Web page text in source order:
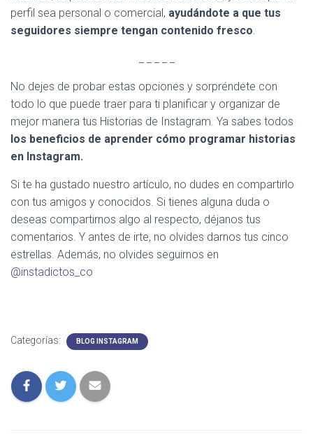
perfil sea personal o comercial, ayudándote a que tus
seguidores siempre tengan contenido fresco.
No dejes de probar estas opciones y sorpréndete con
todo lo que puede traer para ti planificar y organizar de
mejor manera tus Historias de Instagram. Ya sabes todos
los beneficios de aprender cómo programar historias
en Instagram.
Si te ha gustado nuestro artículo, no dudes en compartirlo
con tus amigos y conocidos. Si tienes alguna duda o
deseas compartirnos algo al respecto, déjanos tus
comentarios. Y antes de irte, no olvides darnos tus cinco
estrellas. Además, no olvides seguirnos en
@instadictos_co
Categorías: BLOG INSTAGRAM